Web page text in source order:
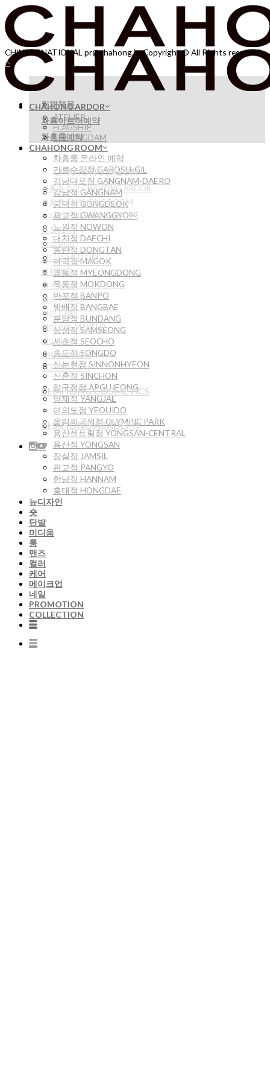
Skip
to
content
CHAHONG ARDOR
ATELIER
FLAGSHIP
CHEONGDAM
CHAHONG ROOM
차홍룸 온라인 예약
가로수길점 GAROSU-GIL
강남대로점 GANGNAM-DAERO
강남점 GANGNAM
공덕점 GONGDEOK
광교점 GWANGGYO￼
노원점 NOWON
대치점 DAECHI
동탄점 DONGTAN
마곡점 MAGOK
명동점 MYEONGDONG
목동점 MOKDONG
반포점 BANPO
방배점 BANGBAE
분당점 BUNDANG
삼성점 SAMSEONG
서초점 SEOCHO
송도점 SONGDO
신논현점 SINNONHYEON
신촌점 SINCHON
압구정점 APGUJEONG
양재점 YANGJAE
여의도점 YEOUIDO
올림픽공원점 OLYMPIC PARK
용산센트럴점 YONGSAN-CENTRAL
용산점 YONGSAN
잠실점 JAMSIL
판교점 PANGYO
한남점 HANNAM
홍대점 HONGDAE
뉴디자인
숏
단발
미디움
롱
맨즈
컬러
케어
메이크업
네일
PROMOTION
COLLECTION
CHINTERNATIONAL pr@chahong.kr Copyright © All Rights reserved.
인재채용
차홍아르더예약
차홍룸예약
CHAHONG SALON
차홍아르더 CHAHONG ARDOR
차홍룸 CHAHONG ROOM
뉴디자인 NEW DESIGN
숏 SHORT
단발 BOB
미디움 MEDIUM
롱 LONG
맨즈 MAN
컬러 COLOR
케어 CARE
메이크업 MAKEUP
네일NAIL
PROMOTION
COLLECTION
CHAHONG COSMETICS
CHAHONG ACADEMY